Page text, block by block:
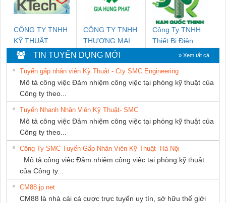
CÔNG TY TNHH
KỸ THUẬT
KTECH VIỆT
NAM
CÔNG TY TNHH
THƯƠNG MẠI
DỊCH VỤ KỸ
THUẬT ĐIỆN CƠ
GIA HƯNG
PHÁT
Công Ty TNHH
Thiết Bị Điện
Nam Quốc Thịnh
TIN TUYỂN DỤNG MỚI » Xem tất cả
Tuyển gấp nhân viên Kỹ Thuật - Cty SMC Engineering
Mô tả công việc Đảm nhiệm công việc tại phòng kỹ thuật của
Công ty theo...
Tuyển Nhanh Nhân Viên Kỹ Thuật- SMC
Mô tả công việc Đảm nhiệm công việc tại phòng kỹ thuật của
Công ty theo...
Công Ty SMC Tuyển Gấp Nhân Viên Kỹ Thuật- Hà Nội
Mô tả công việc Đảm nhiệm công việc tại phòng kỹ thuật
của Công ty...
CM88 jp net
CM88 là nhà cái cá cược trực tuyến uy tín, sở hữu thế giới